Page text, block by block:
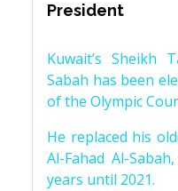
President
Kuwait’s Sheikh
Sabah has been
of the Olympic
He replaced his
Al-Fahad Al-
years until 2021.